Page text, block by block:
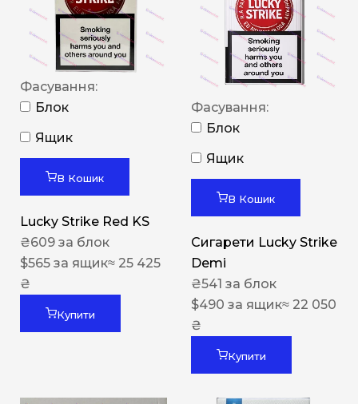
Фасування:
Блок
Ящик
В Кошик
Lucky Strike Red KS
₴609 за блок
$565 за ящик≈ 25 425
₴
Купити
Фасування:
Блок
Ящик
В Кошик
Сигарети Lucky Strike
Demi
₴541 за блок
$490 за ящик≈ 22 050
₴
Купити